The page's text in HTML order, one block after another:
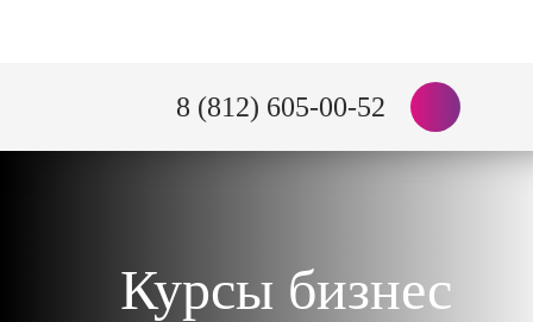
8 (812) 605-00-52
Курсы бизнес